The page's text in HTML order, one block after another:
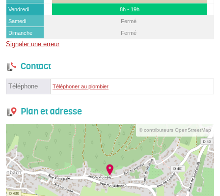
Vendredi
8h - 19h
Samedi
Fermé
Dimanche
Fermé
Signaler une erreur
Contact
Téléphone Téléphoner au plombier
Plan et adresse
© contributeurs OpenStreetMap